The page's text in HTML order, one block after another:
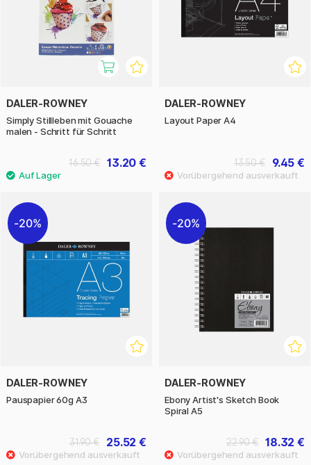
DALER-ROWNEY
Simply Stillleben mit Gouache
malen - Schritt für Schritt
13.20 €
16.50 €
DALER-ROWNEY
Layout Paper A4
9.45 €
13.50 €
20%
DALER-ROWNEY
Pauspapier 60g A3
25.52 €
31.90 €
20%
DALER-ROWNEY
Ebony Artist's Sketch Book
Spiral A5
18.32 €
22.90 €